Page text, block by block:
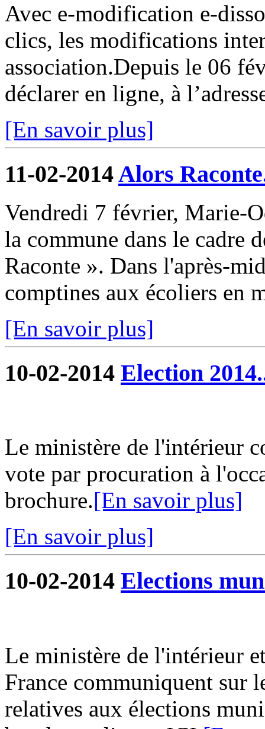
Avec e-modification e-
clics, les modifications
association.Depuis le 06
déclarer en ligne, à
[En savoir plus]
11-02-2014Alors
Vendredi 7 février, Marie-
la commune dans le cadre
Raconte ». Dans l'après-
comptines aux écoliers en
[En savoir plus]
10-02-2014 Election
Le ministère de l'intérieur
vote par procuration à
brochure.[En savoir plus]
[En savoir plus]
10-02-2014 Elections
Le ministère de l'intérieur
France communiquent sur
relatives aux élections